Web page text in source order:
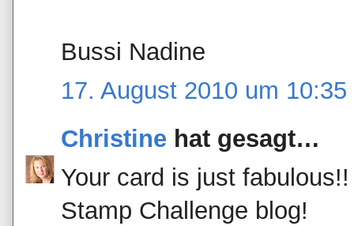
Bussi Nadine
17. August 2010 um 10:35
Christine hat gesagt…
Your card is just
Stamp Challenge blog!